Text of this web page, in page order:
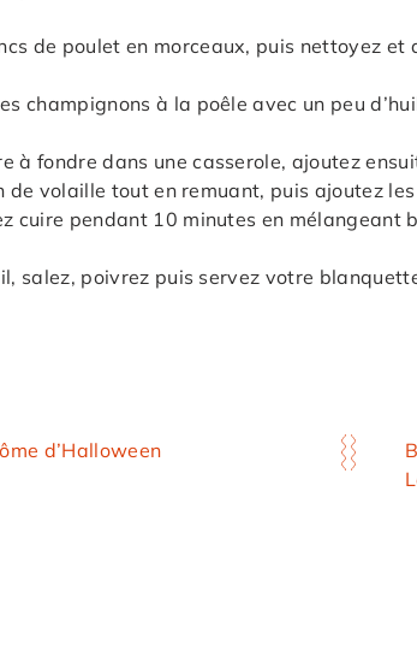
de poulet en morceaux, puis nettoyez
champignons à la poêle avec un peu
à fondre dans une casserole, ajoutez
de volaille tout en remuant, puis ajoutez
cuire pendant 10 minutes en mélangeant
salez, poivrez puis servez votre
d’Halloween